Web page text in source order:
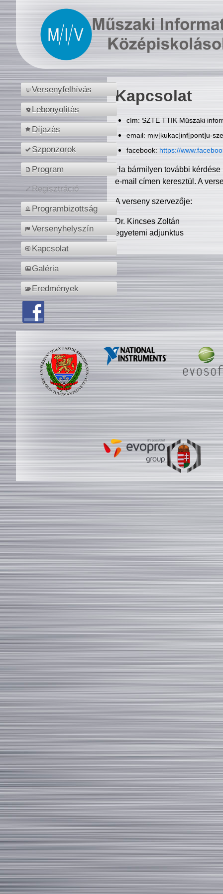
Versenyfelhívás
Lebonyolítás
Díjazás
Szponzorok
Program
Regisztráció
Programbizottság
Versenyhelyszín
Kapcsolat
Galéria
Eredmények
Kapcsolat
cím: SZTE TTIK Műszaki
email: miv[kukac]inf[pont]u-
facebook: https://
Ha bármilyen további
e-mail címen keresztül. A
A verseny szervezője:
Dr. Kincses Zoltán
egyetemi adjunktus